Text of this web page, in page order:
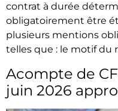
contrat à durée
obligatoirement être
plusieurs mentions
telles que : le motif du
Acompte de
juin 2026